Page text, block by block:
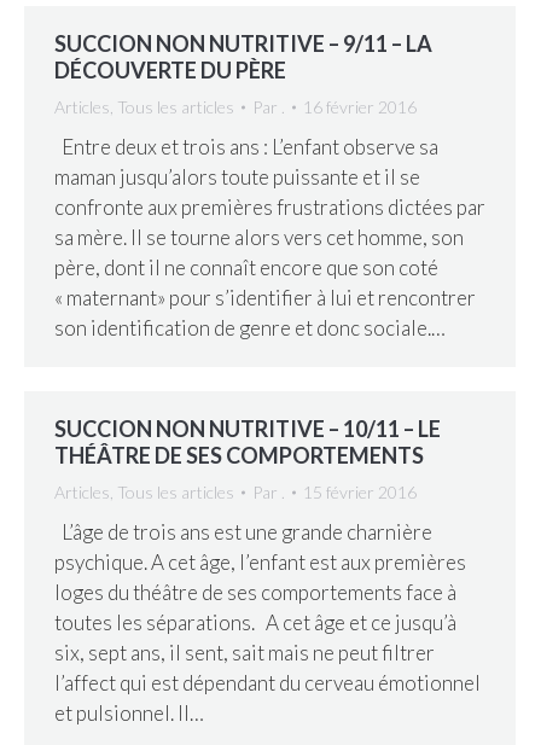
SUCCION NON NUTRITIVE – 9/11 – LA
DÉCOUVERTE DU PÈRE
Articles Tous les articles Par 16 février 2016
Entre deux et trois ans : L’enfant observe sa
maman jusqu’alors toute puissante et il se
confronte aux premières frustrations dictées par
sa mère. Il se tourne alors vers cet homme, son
père, dont il ne connaît encore que son coté
« maternant» pour s’identifier à lui et rencontrer
son identification de genre et donc sociale.…
SUCCION NON NUTRITIVE – 10/11 – LE
THÉÂTRE DE SES COMPORTEMENTS
Articles Tous les articles Par 15 février 2016
L’âge de trois ans est une grande charnière
psychique. A cet âge, l’enfant est aux premières
loges du théâtre de ses comportements face à
toutes les séparations. A cet âge et ce jusqu’à
six, sept ans, il sent, sait mais ne peut filtrer
l’affect qui est dépendant du cerveau émotionnel
et pulsionnel. Il…